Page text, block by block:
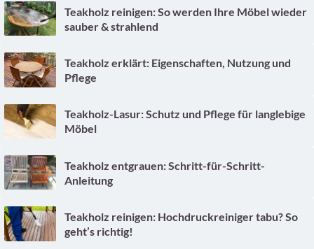
Teakholz reinigen: So werden Ihre Möbel wieder
sauber & strahlend
Teakholz erklärt: Eigenschaften, Nutzung und
Pflege
Teakholz-Lasur: Schutz und Pflege für langlebige
Möbel
Teakholz entgrauen: Schritt-für-Schritt-
Anleitung
Teakholz reinigen: Hochdruckreiniger tabu? So
geht’s richtig!